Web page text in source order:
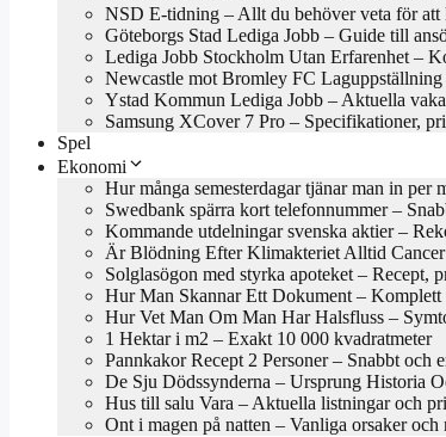
NSD E-tidning – Allt du behöver veta för att
Göteborgs Stad Lediga Jobb – Guide till
Lediga Jobb Stockholm Utan Erfarenhet –
Newcastle mot Bromley FC
Ystad Kommun Lediga Jobb – Aktuella
Samsung XCover 7 Pro – Specifikationer,
Spel
Ekonomi
Hur många semesterdagar tjänar man in per
Swedbank spärra kort telefonnummer –
Kommande utdelningar svenska aktier –
Är Blödning Efter Klimakteriet Alltid Cancer
Solglasögon med styrka apoteket – Recept,
Hur Man Skannar Ett Dokument – Komplett
Hur Vet Man Om Man Har Halsfluss –
1 Hektar i m2 – Exakt 10 000 kvadratmeter
Pannkakor Recept 2 Personer – Snabbt och
De Sju Dödssynderna – Ursprung Historia
Hus till salu Vara – Aktuella listningar och
Ont i magen på natten – Vanliga orsaker och